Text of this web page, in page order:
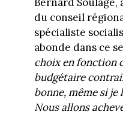
du conseil
spécialiste
abonde dans ce
choix en fonction
budgétaire
bonne, même si
Nous allons